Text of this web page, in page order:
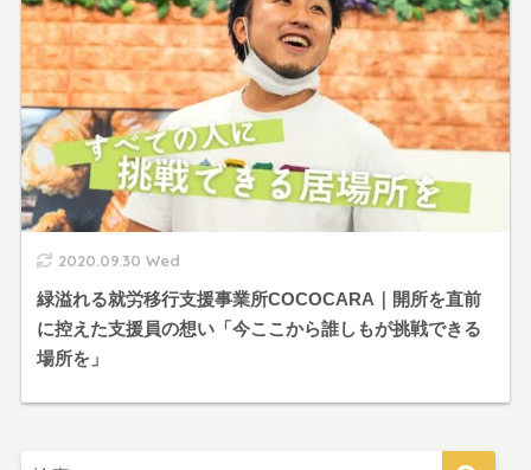
2020.09.30 Wed
緑溢れる就労移行支援事業所COCOCARA｜開所を直前
に控えた支援員の想い「今ここから誰しもが挑戦できる
場所を」